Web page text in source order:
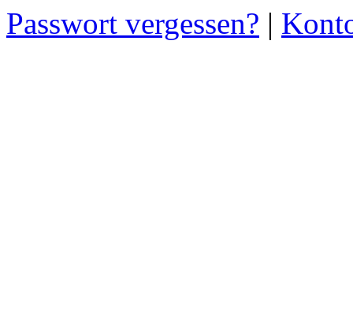
Passwort vergessen? |